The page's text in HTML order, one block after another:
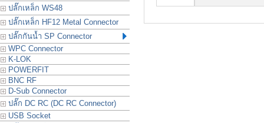
ปลั๊กเหล็ก WS48
ปลั๊กเหล็ก HF12 Metal Connector
ปลั๊กกันน้ำ SP Connector
WPC Connector
K-LOK
POWERFIT
BNC RF
D-Sub Connector
ปลั๊ก DC RC (DC RC Connector)
USB Socket